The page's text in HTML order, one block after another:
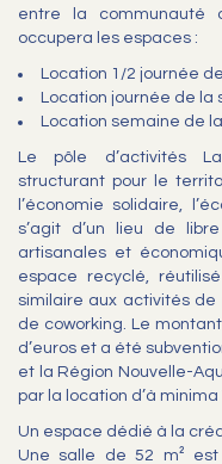
entre la communauté
occupera les espaces :
Location 1/2 journée
Location journée de la
Location semaine de
Le pôle d’activités
structurant pour le
l’économie solidaire,
s’agit d’un lieu de
artisanales et
espace recyclé,
similaire aux activités de
de coworking. Le
d’euros et a été
et la Région Nouvelle-
par la location d’à
Un espace dédié à la
Une salle de 52 m²